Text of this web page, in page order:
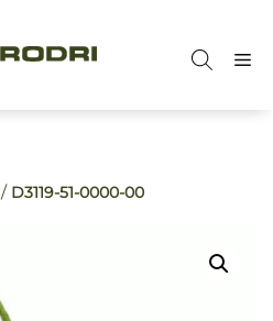
/ D3119-51-0000-00